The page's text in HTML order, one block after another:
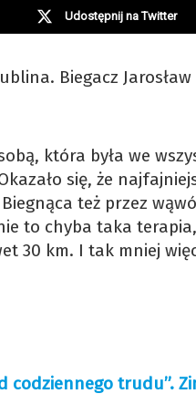
Udostępnij na Twitter
Biegacz Jarosław
która była we
się, że
też przez
to chyba taka
30 km. I tak mniej
codziennego trudu”.